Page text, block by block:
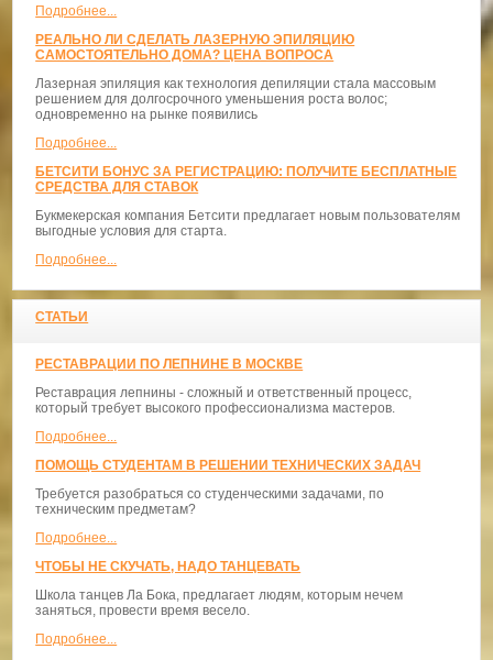
Подробнее...
РЕАЛЬНО ЛИ СДЕЛАТЬ ЛАЗЕРНУЮ ЭПИЛЯЦИЮ
САМОСТОЯТЕЛЬНО ДОМА? ЦЕНА ВОПРОСА
Лазерная эпиляция как технология депиляции стала массовым
решением для долгосрочного уменьшения роста волос;
одновременно на рынке появились
Подробнее...
БЕТСИТИ БОНУС ЗА РЕГИСТРАЦИЮ: ПОЛУЧИТЕ БЕСПЛАТНЫЕ
СРЕДСТВА ДЛЯ СТАВОК
Букмекерская компания Бетсити предлагает новым пользователям
выгодные условия для старта.
Подробнее...
СТАТЬИ
РЕСТАВРАЦИИ ПО ЛЕПНИНЕ В МОСКВЕ
Реставрация лепнины - сложный и ответственный процесс,
который требует высокого профессионализма мастеров.
Подробнее...
ПОМОЩЬ СТУДЕНТАМ В РЕШЕНИИ ТЕХНИЧЕСКИХ ЗАДАЧ
Требуется разобраться со студенческими задачами, по
техническим предметам?
Подробнее...
ЧТОБЫ НЕ СКУЧАТЬ, НАДО ТАНЦЕВАТЬ
​Школа танцев Ла Бока, предлагает людям, которым нечем
заняться, провести время весело.
Подробнее...